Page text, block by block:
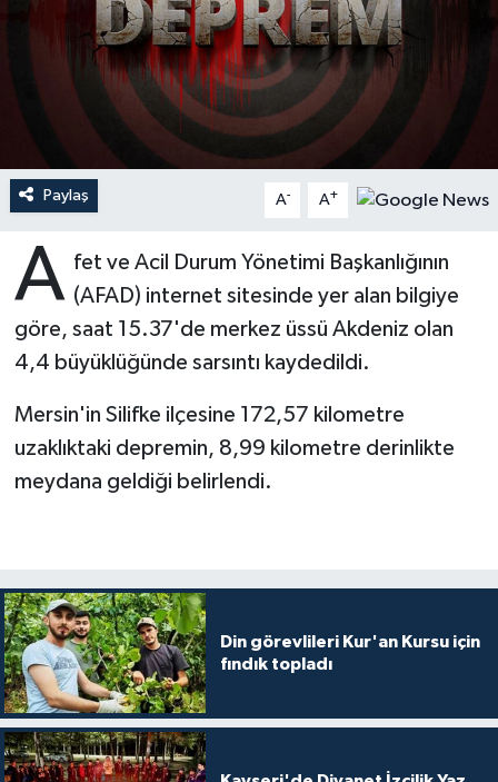
Paylaş A- A+
A fet ve Acil Durum Yönetimi Başkanlığının
(AFAD) internet sitesinde yer alan bilgiye
göre, saat 15.37'de merkez üssü Akdeniz olan
4,4 büyüklüğünde sarsıntı kaydedildi.
Mersin'in Silifke ilçesine 172,57 kilometre
uzaklıktaki depremin, 8,99 kilometre derinlikte
meydana geldiği belirlendi.
Din görevlileri Kur'an Kursu için
fındık topladı
Ardahan Müftülüğü
Artvin Müftülüğü
Aydın Müftülüğü
Balıkesir Müftülüğü
Bartın Müftülüğü
Batman Müftülüğü
Bayburt Müftülüğü
Bilecik Müftülüğü
Bingöl Müftülüğü
Bolu Müftülüğü
Burdur Müftülüğü
Bursa Müftülüğü
Çanakkale Müftülüğü
Kudüs
Kurban
Mukabele
Peygamberimizin Hayatı
Ramazan
Sahabeler
Zekat
Hutbeler
DİYANET AKADEMİ
DİYANET GENÇLİK
DİYANET RADYO/TV
DEPREM
Dünya
Eğitim
Kültür-Sanat
Aile
Makaleler
Ekonomi
Duyurular
Podcast